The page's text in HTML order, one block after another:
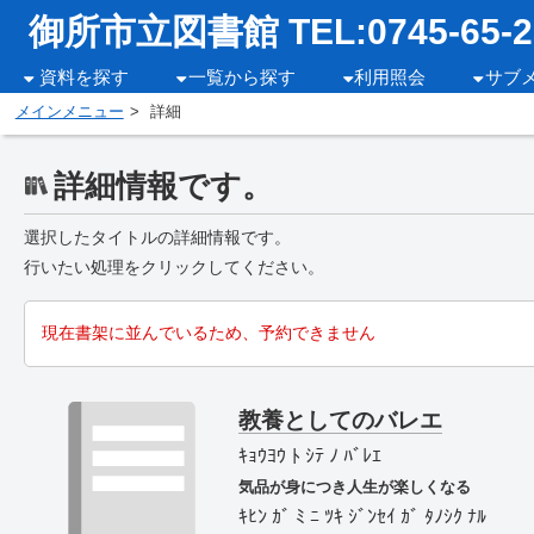
御所市立図書館 TEL:0745-65-
資料を探す 一覧から探す 利用照会 サブ
メインメニュー 詳細
詳細情報です。
選択したタイトルの詳細情報です。
行いたい処理をクリックしてください。
現在書架に並んでいるため、予約できません
教養としてのバレエ
ｷｮｳﾖｳ ﾄ ｼﾃ ﾉ ﾊﾞﾚｴ
気品が身につき人生が楽しくなる
ｷﾋﾝ ｶﾞ ﾐ ﾆ ﾂｷ ｼﾞﾝｾｲ ｶﾞ ﾀﾉｼｸ ﾅﾙ